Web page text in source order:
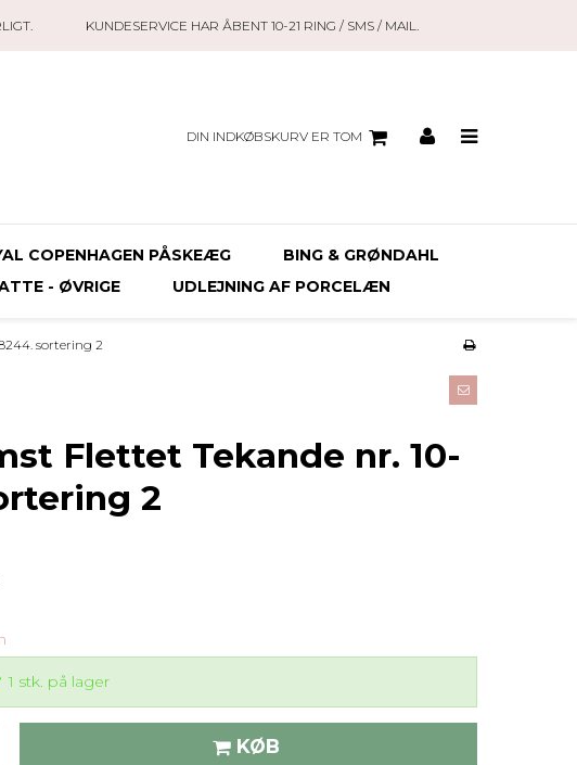
KUNDESERVICE HAR ÅBENT 10-21 RING / SMS / MAIL.
DIN INDKØBSKURV ER TOM
COPENHAGEN PÅSKEÆG
BING & GRØNDAHL
- ØVRIGE UDLEJNING AF PORCELÆN
sortering 2
Flettet Tekande nr. 10-
2
1 stk. på lager
KØB